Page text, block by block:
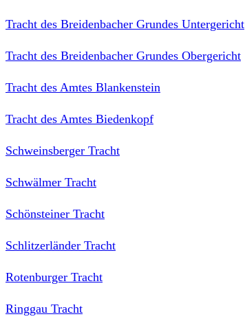
Tracht des Breidenbacher Grundes Untergericht
Tracht des Breidenbacher Grundes Obergericht
Tracht des Amtes Blankenstein
Tracht des Amtes Biedenkopf
Schweinsberger Tracht
Schwälmer Tracht
Schönsteiner Tracht
Schlitzerländer Tracht
Rotenburger Tracht
Ringgau Tracht